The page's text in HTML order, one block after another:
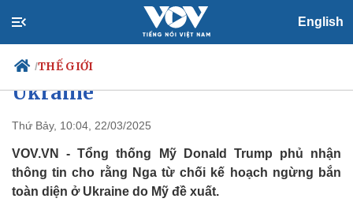
English
/THẾ GIỚI
Chính trị
Đảng
Tổ chức nhân sự
Xã hội
Tin 24h
Dự báo thời tiết
Ông Trump bác tin Nga từ chối
đề xuất ngừng bắn toàn diện ở
Ukraine
Thứ Bảy, 10:04, 22/03/2025
VOV.VN - Tổng thống Mỹ Donald Trump phủ nhận
thông tin cho rằng Nga từ chối kế hoạch ngừng bắn
toàn diện ở Ukraine do Mỹ đề xuất.